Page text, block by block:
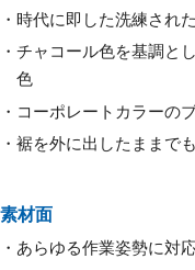
時代に即した洗練され
チャコール色を基調と
色
コーポレートカラーの
裾を外に出したままで
素材面
あらゆる作業姿勢に対